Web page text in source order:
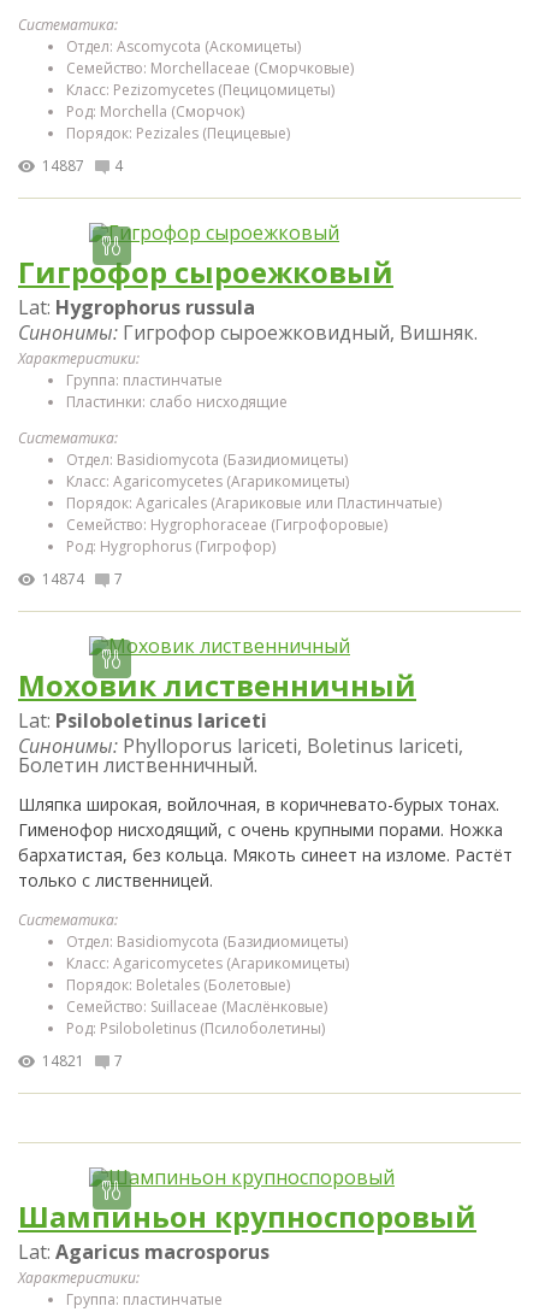
Систематика:
Отдел: Ascomycota (Аскомицеты)
Семейство: Morchellaceae (Сморчковые)
Класс: Pezizomycetes (Пецицомицеты)
Род: Morchella (Сморчок)
Порядок: Pezizales (Пецицевые)
14887
4
Гигрофор сыроежковый
Lat: Hygrophorus russula
Синонимы: Гигрофор сыроежковидный, Вишняк.
Характеристики:
Группа: пластинчатые
Пластинки: слабо нисходящие
Систематика:
Отдел: Basidiomycota (Базидиомицеты)
Класс: Agaricomycetes (Агарикомицеты)
Порядок: Agaricales (Агариковые или Пластинчатые)
Семейство: Hygrophoraceae (Гигрофоровые)
Род: Hygrophorus (Гигрофор)
14874
7
Моховик лиственничный
Lat: Psiloboletinus lariceti
Синонимы: Phylloporus lariceti, Boletinus lariceti,
Болетин лиственничный.
Шляпка широкая, войлочная, в коричневато-бурых тонах.
Гименофор нисходящий, с очень крупными порами. Ножка
бархатистая, без кольца. Мякоть синеет на изломе. Растёт
только с лиственницей.
Систематика:
Отдел: Basidiomycota (Базидиомицеты)
Класс: Agaricomycetes (Агарикомицеты)
Порядок: Boletales (Болетовые)
Cемейство: Suillaceae (Маслёнковые)
Род: Psiloboletinus (Псилоболетины)
14821
7
Шампиньон крупноспоровый
Lat: Agaricus macrosporus
Характеристики:
Группа: пластинчатые